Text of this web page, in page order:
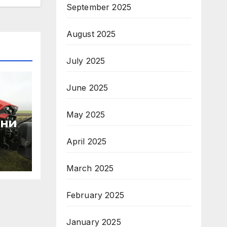
September 2025
August 2025
July 2025
June 2025
May 2025
April 2025
March 2025
February 2025
January 2025